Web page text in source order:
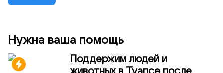
Нужна ваша помощь
Поддержим людей и